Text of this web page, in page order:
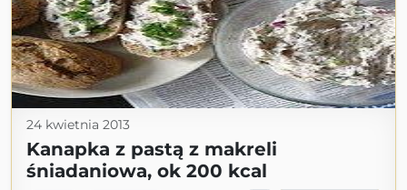
24 kwietnia 2013
Kanapka z pastą z makreli
śniadaniowa, ok 200 kcal